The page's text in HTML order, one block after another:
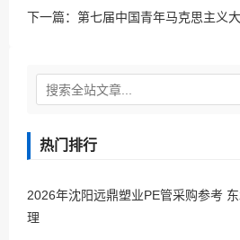
下一篇： 第七届中国青年马克思主义
热门排行
2026年沈阳远鼎塑业PE管采购参考
理